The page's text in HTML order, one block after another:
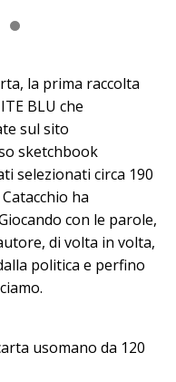
la prima raccolta
BLU che
sul sito
sketchbook
selezionati circa 190
ha
con le parole,
di volta in volta,
politica e perfino
usomano da 120